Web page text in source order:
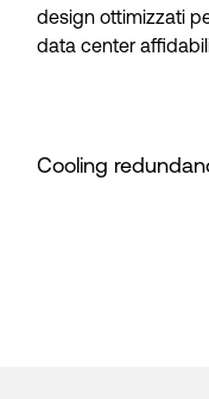
design ottimizzati
data center
Cooling